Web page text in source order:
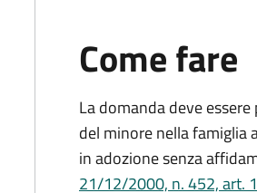
Come fare
La domanda deve
del minore nella famiglia
in adozione senza
21/12/2000, n. 452, art.